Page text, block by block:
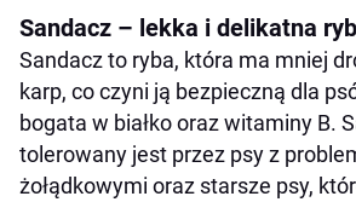
Sandacz – lekka i delikatna
Sandacz to ryba, która ma mniej
karp, co czyni ją bezpieczną dla
bogata w białko oraz witaminy B.
tolerowany jest przez psy z
żołądkowymi oraz starsze psy,